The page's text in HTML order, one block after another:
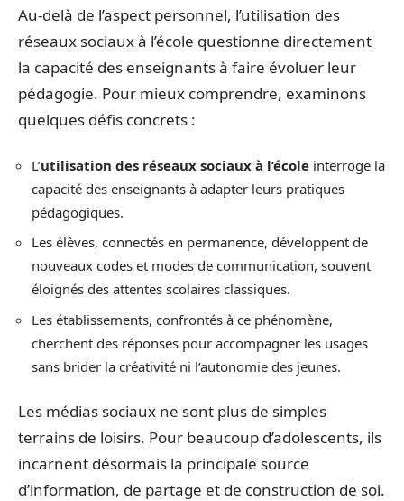
Au-delà de l’aspect personnel, l’utilisation des
réseaux sociaux à l’école questionne directement
la capacité des enseignants à faire évoluer leur
pédagogie. Pour mieux comprendre, examinons
quelques défis concrets :
L’utilisation des réseaux sociaux à l’école interroge la
capacité des enseignants à adapter leurs pratiques
pédagogiques.
Les élèves, connectés en permanence, développent de
nouveaux codes et modes de communication, souvent
éloignés des attentes scolaires classiques.
Les établissements, confrontés à ce phénomène,
cherchent des réponses pour accompagner les usages
sans brider la créativité ni l’autonomie des jeunes.
Les médias sociaux ne sont plus de simples
terrains de loisirs. Pour beaucoup d’adolescents, ils
incarnent désormais la principale source
d’information, de partage et de construction de soi.